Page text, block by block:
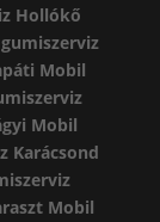
Hollókő
Mobil
Mobil
Karácsond
Mobil